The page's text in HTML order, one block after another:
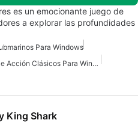
es un emocionante juego de
a explorar las profundidades
Para Windows
Juegos De Acción Clásicos Para Windows
King Shark